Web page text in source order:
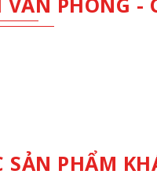
SẢN PHẨM